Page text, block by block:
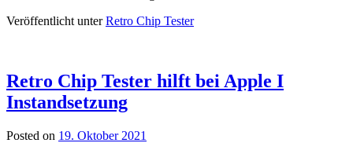
Veröffentlicht unterRetro Chip Tester
Retro Chip Tester hilft bei Apple I
Instandsetzung
Posted on 19. Oktober 2021